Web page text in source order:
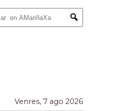
Submit
Venres, 7 ago 2026